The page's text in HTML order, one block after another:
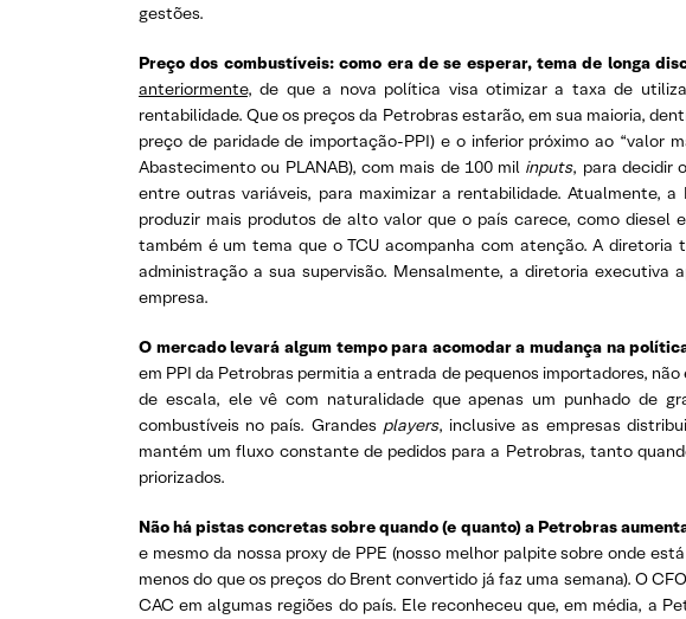
gestões.
Preço dos combustíveis: como era de se esperar, tema de longa
anteriormente, de que a nova política visa otimizar a taxa de
rentabilidade. Que os preços da Petrobras estarão, em sua maioria,
preço de paridade de importação-PPI) e o inferior próximo ao “valor
Abastecimento ou PLANAB), com mais de 100 mil inputs, para decidir
entre outras variáveis, para maximizar a rentabilidade. Atualmente,
produzir mais produtos de alto valor que o país carece, como
também é um tema que o TCU acompanha com atenção. A
administração a sua supervisão. Mensalmente, a diretoria
empresa.
O mercado levará algum tempo para acomodar a mudança na
em PPI da Petrobras permitia a entrada de pequenos importadores,
de escala, ele vê com naturalidade que apenas um punhado de
combustíveis no país. Grandes players, inclusive as empresas
mantém um fluxo constante de pedidos para a Petrobras, tanto
priorizados.
Não há pistas concretas sobre quando (e quanto) a Petrobras
e mesmo da nossa proxy de PPE (nosso melhor palpite sobre onde
menos do que os preços do Brent convertido já faz uma semana). O
CAC em algumas regiões do país. Ele reconheceu que, em média, a